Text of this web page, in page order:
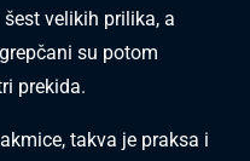
velikih prilika, a
su potom
prekida.
takva je praksa i